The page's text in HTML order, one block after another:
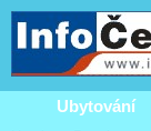
Ubytování